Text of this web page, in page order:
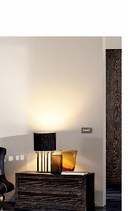
комнаты. В
кровать, комод,